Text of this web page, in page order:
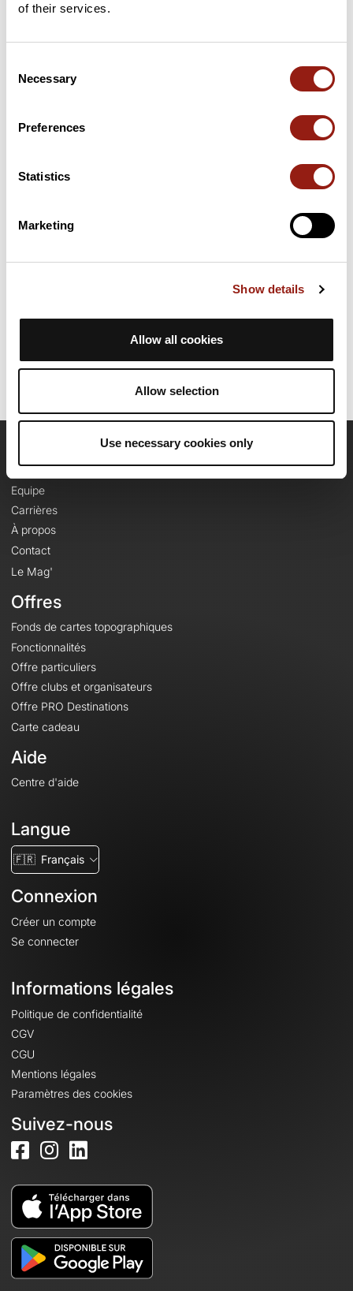
of their services.
Selection
Necessary
Preferences
Statistics
Marketing
Show details
Allow all cookies
Allow selection
Use necessary cookies only
Découvrez ce parcours de vélo de 89,3 km à proximité de
Bernin. Ce parcours emprunte 85,3 km de routes. Il présente
heures et 41 minutes pour réaliser ce parcours.
Dernière modification de la fiche parcours: 10 février 2025 à 16:49:55.
Identifiant du parcours: 9654893
OpenRunner
Equipe
Carrières
À propos
Contact
Le Mag'
Offres
Fonds de cartes topographiques
Fonctionnalités
Offre particuliers
Offre clubs et organisateurs
Offre PRO Destinations
Carte cadeau
Aide
Centre d'aide
Langue
🇫🇷 Français
Connexion
Créer un compte
Se connecter
Informations légales
Politique de confidentialité
CGV
CGU
Mentions légales
Paramètres des cookies
Suivez-nous